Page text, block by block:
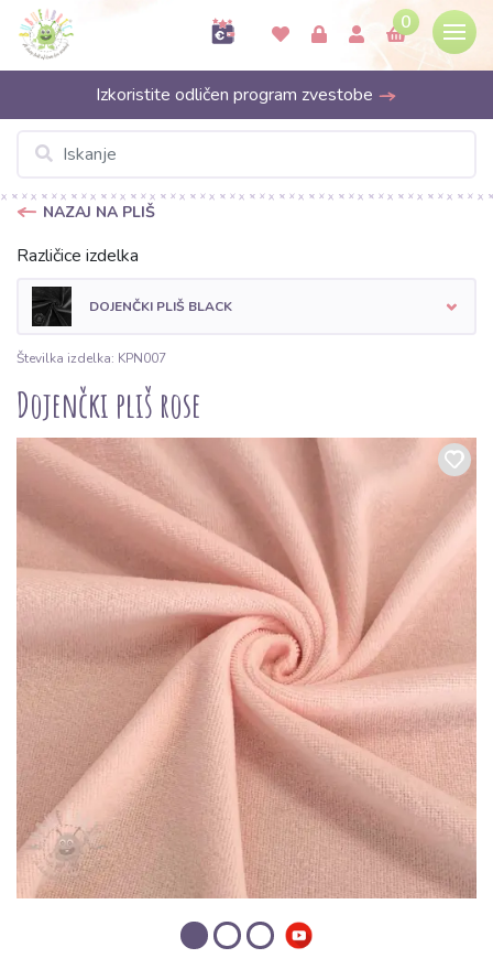
0
Izkoristite odličen program zvestobe
NAZAJ NA PLIŠ
Različice izdelka
DOJENČKI PLIŠ BLACK
Številka izdelka: KPN007
Dojenčki pliš rose